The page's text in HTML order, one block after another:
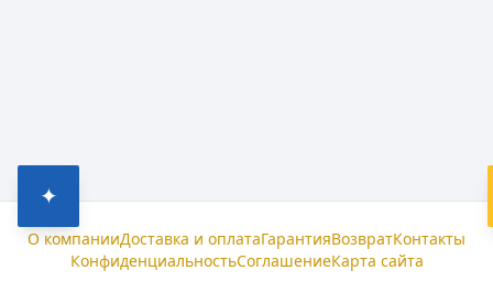
✦
О компанииДоставка и оплатаГарантияВозвратКонтакты
КонфиденциальностьСоглашениеКарта сайта